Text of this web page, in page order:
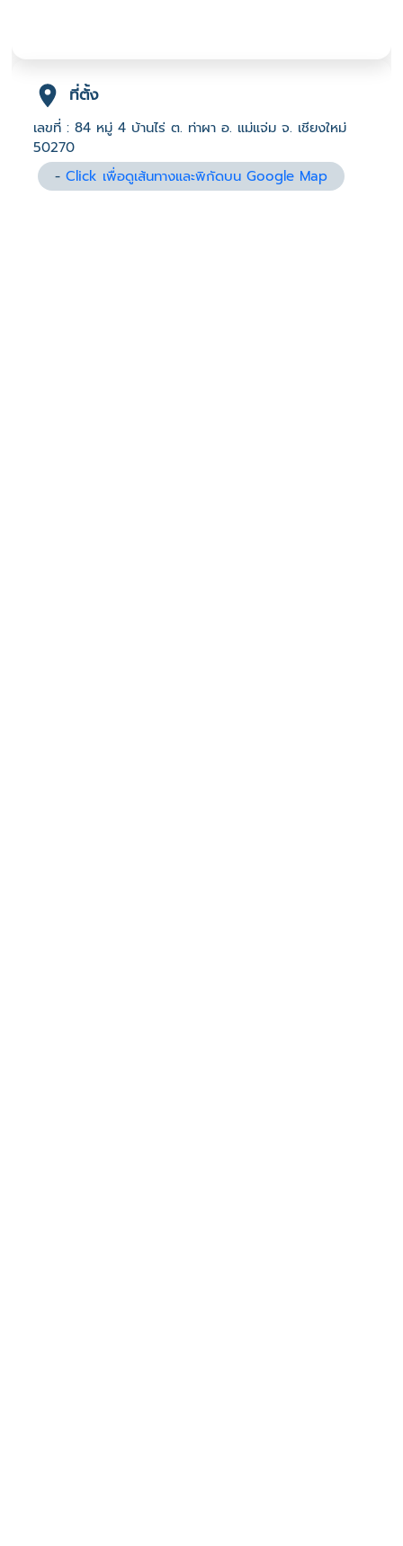
ที่ตั้ง
เลขที่ : 84 หมู่ 4 บ้านไร่ ต. ท่าผา อ. แม่แจ่ม จ. เชียงใหม่
50270
-Click เพื่อดูเส้นทางและพิกัดบน Google Map